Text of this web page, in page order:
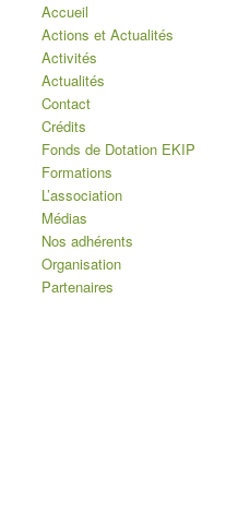
Accueil
Actions et Actualités
Activités
Actualités
Contact
Crédits
Fonds de Dotation EKIP
Formations
L’association
Médias
Nos adhérents
Organisation
Partenaires